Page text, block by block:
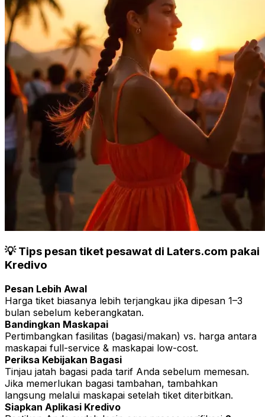
💡 Tips pesan tiket pesawat di Laters.com pakai
Kredivo
Pesan Lebih Awal
Harga tiket biasanya lebih terjangkau jika dipesan 1–3
bulan sebelum keberangkatan.
Bandingkan Maskapai
Pertimbangkan fasilitas (bagasi/makan) vs. harga antara
maskapai full-service & maskapai low-cost.
Periksa Kebijakan Bagasi
Tinjau jatah bagasi pada tarif Anda sebelum memesan.
Jika memerlukan bagasi tambahan, tambahkan
langsung melalui maskapai setelah tiket diterbitkan.
Siapkan Aplikasi Kredivo